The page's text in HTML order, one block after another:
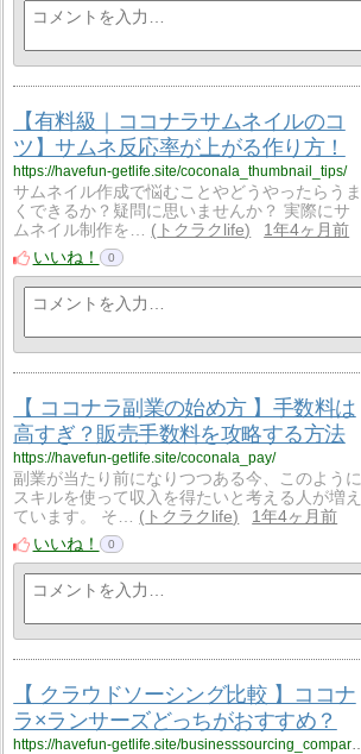
【有料級｜ココナラサムネイルのコ
ツ】サムネ反応率が上がる作り方！
https://havefun-getlife.site/coconala_thumbnail_tips/
サムネイル作成で悩むことやどうやったらうま
くできるか？疑問に思いませんか？ 実際にサ
ムネイル制作を…
トクラクlife
1年4ヶ月前
いいね！
0
【 ココナラ副業の始め方 】手数料は
高すぎ？販売手数料を攻略する方法
https://havefun-getlife.site/coconala_pay/
副業が当たり前になりつつある今、このように
スキルを使って収入を得たいと考える人が増え
ています。 そ…
トクラクlife
1年4ヶ月前
いいね！
0
【 クラウドソーシング比較 】ココナ
ラ×ランサーズどっちがおすすめ？